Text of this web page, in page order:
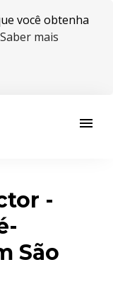
você obtenha
Saber mais
menu
-
São